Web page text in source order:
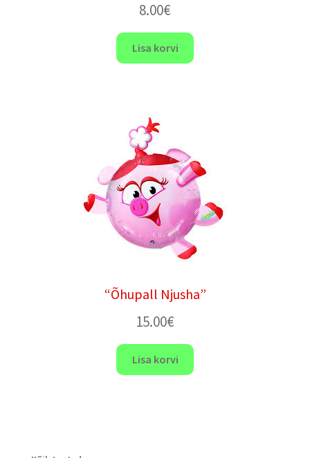
8.00€
Lisa korvi
“Õhupall Njusha”
15.00€
Lisa korvi